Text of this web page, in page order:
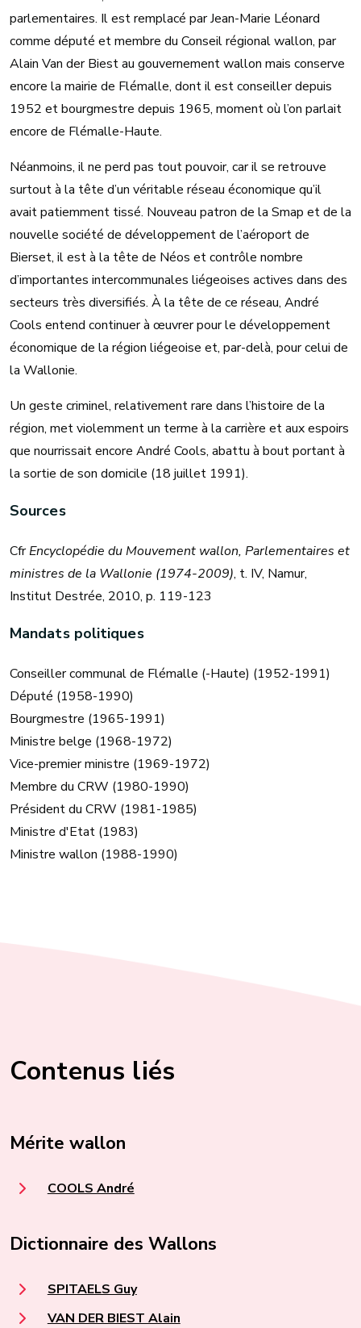
parlementaires. Il est remplacé par Jean-Marie Léonard
comme député et membre du Conseil régional wallon, par
Alain Van der Biest au gouvernement wallon mais conserve
encore la mairie de Flémalle, dont il est conseiller depuis
1952 et bourgmestre depuis 1965, moment où l’on parlait
encore de Flémalle-Haute.
Néanmoins, il ne perd pas tout pouvoir, car il se retrouve
surtout à la tête d’un véritable réseau économique qu’il
avait patiemment tissé. Nouveau patron de la Smap et de la
nouvelle société de développement de l’aéroport de
Bierset, il est à la tête de Néos et contrôle nombre
d’importantes intercommunales liégeoises actives dans des
secteurs très diversifiés. À la tête de ce réseau, André
Cools entend continuer à œuvrer pour le développement
économique de la région liégeoise et, par-delà, pour celui de
la Wallonie.
Un geste criminel, relativement rare dans l’histoire de la
région, met violemment un terme à la carrière et aux espoirs
que nourrissait encore André Cools, abattu à bout portant à
la sortie de son domicile (18 juillet 1991).
Sources
CfrEncyclopédie du Mouvement wallon, Parlementaires et
ministres de la Wallonie (1974-2009), t. IV, Namur,
Institut Destrée, 2010, p. 119-123
Mandats politiques
Conseiller communal de Flémalle (-Haute) (1952-1991)
Député (1958-1990)
Bourgmestre (1965-1991)
Ministre belge (1968-1972)
Vice-premier ministre (1969-1972)
Membre du CRW (1980-1990)
Président du CRW (1981-1985)
Ministre d'Etat (1983)
Ministre wallon (1988-1990)
Contenus liés
Mérite wallon
COOLS André
Dictionnaire des Wallons
SPITAELS Guy
VAN DER BIEST Alain